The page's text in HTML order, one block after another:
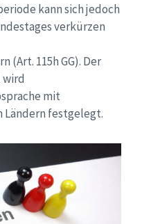
kann sich jedoch
verkürzen
(Art. 115hGG). Der
wird
mit
Ländern festgelegt.